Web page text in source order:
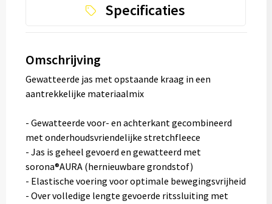
Specificaties
Omschrijving
Gewatteerde jas met opstaande kraag in een
aantrekkelijke materiaalmix
- Gewatteerde voor- en achterkant gecombineerd
met onderhoudsvriendelijke stretchfleece
- Jas is geheel gevoerd en gewatteerd met
sorona®AURA (hernieuwbare grondstof)
- Elastische voering voor optimale bewegingsvrijheid
- Over volledige lengte gevoerde ritssluiting met